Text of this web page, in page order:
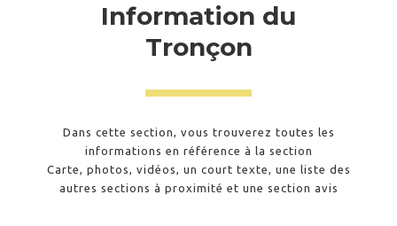
Information du
Tronçon
Dans cette section, vous trouverez toutes les
informations en référence à la section
Carte, photos, vidéos, un court texte, une liste des
autres sections à proximité et une section avis